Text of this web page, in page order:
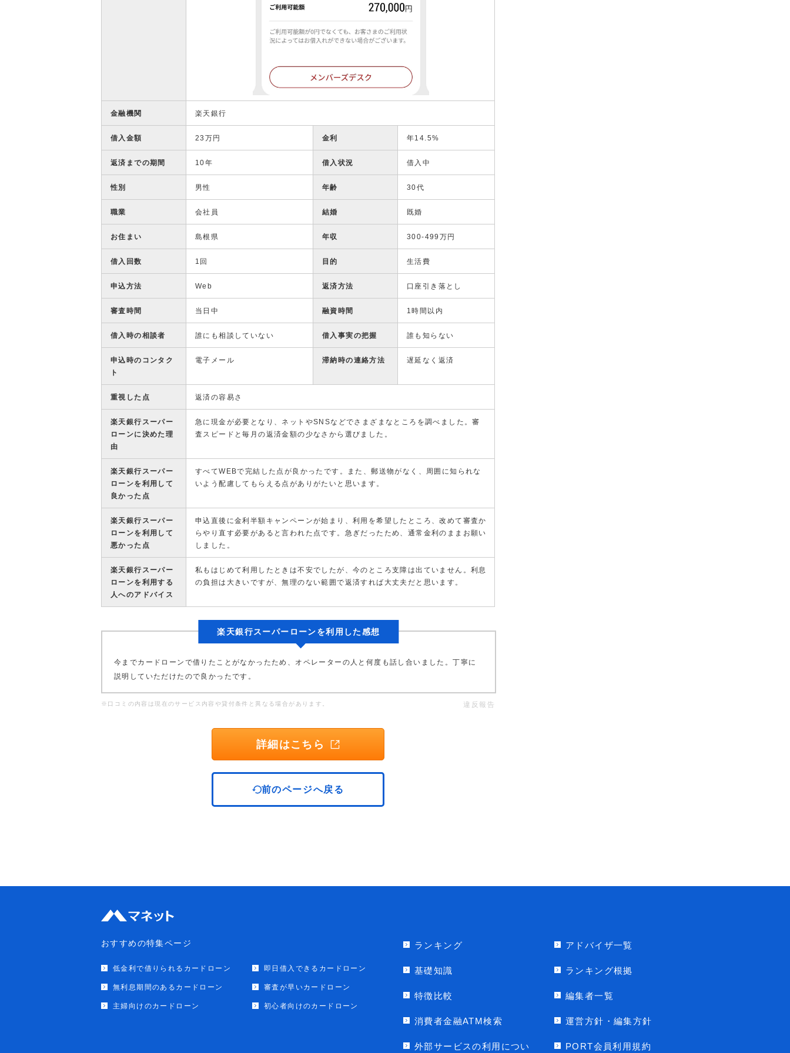
金融機関 楽天銀行
借入金額 23万円 金利 年14.5%
返済までの期間 10年 借入状況 借入中
性別 男性 年齢 30代
職業 会社員 結婚 既婚
お住まい 島根県 年収 300-499万円
借入回数 1回 目的 生活費
申込方法 Web 返済方法 口座引き落とし
審査時間 当日中 融資時間 1時間以内
借入時の相談者 誰にも相談していない 借入事実の把握 誰も知らない
申込時のコンタク
ト
電子メール 滞納時の連絡方法 遅延なく返済
重視した点 返済の容易さ
楽天銀行スーパー
ローンに決めた理
由
急に現金が必要となり、ネットやSNSなどでさまざまなところを調べました。審
査スピードと毎月の返済金額の少なさから選びました。
楽天銀行スーパー
ローンを利用して
良かった点
すべてWEBで完結した点が良かったです。また、郵送物がなく、周囲に知られな
いよう配慮してもらえる点がありがたいと思います。
楽天銀行スーパー
ローンを利用して
悪かった点
申込直後に金利半額キャンペーンが始まり、利用を希望したところ、改めて審査か
らやり直す必要があると言われた点です。急ぎだったため、通常金利のままお願い
しました。
楽天銀行スーパー
ローンを利用する
人へのアドバイス
私もはじめて利用したときは不安でしたが、今のところ支障は出ていません。利息
の負担は大きいですが、無理のない範囲で返済すれば大丈夫だと思います。
楽天銀行スーパーローンを利用した感想
今までカードローンで借りたことがなかったため、オペレーターの人と何度も話し合いました。丁寧に
説明していただけたので良かったです。
※口コミの内容は現在のサービス内容や貸付条件と異なる場合があります。 違反報告
詳細はこちら
前のページへ戻る
おすすめの特集ページ
低金利で借りられるカードローン 即日借入できるカードローン
無利息期間のあるカードローン 審査が早いカードローン
主婦向けのカードローン 初心者向けのカードローン
ランキング
基礎知識
特徴比較
消費者金融ATM検索
外部サービスの利用につい
アドバイザ一覧
ランキング根拠
編集者一覧
運営方針・編集方針
PORT会員利用規約